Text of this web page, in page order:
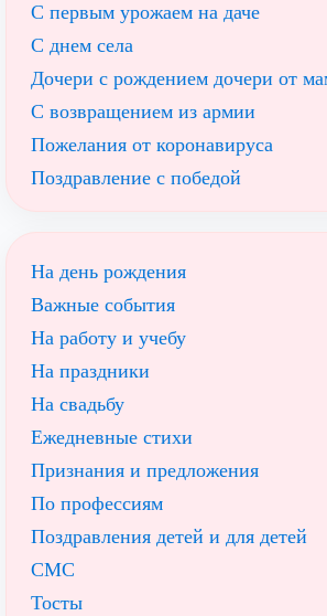
С первым урожаем на даче
С днем села
Дочери с рождением дочери от
С возвращением из армии
Пожелания от коронавируса
Поздравление с победой
На день рождения
Важные события
На работу и учебу
На праздники
На свадьбу
Ежедневные стихи
Признания и предложения
По профессиям
Поздравления детей и для детей
СМС
Тосты